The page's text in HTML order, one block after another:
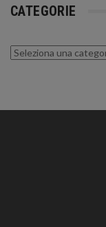
CATEGORIE
Categorie